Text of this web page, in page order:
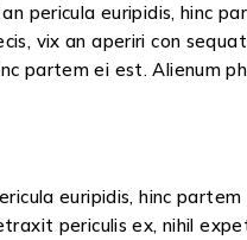
pericula euripidis, hinc
vix an aperiri con
partem ei est. Alienum
euripidis, hinc
periculis ex, nihil